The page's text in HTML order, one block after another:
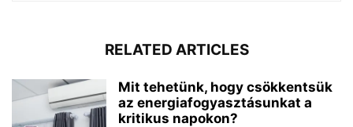
RELATED ARTICLES
Mit tehetünk, hogy csökkentsük
az energiafogyasztásunkat a
kritikus napokon?